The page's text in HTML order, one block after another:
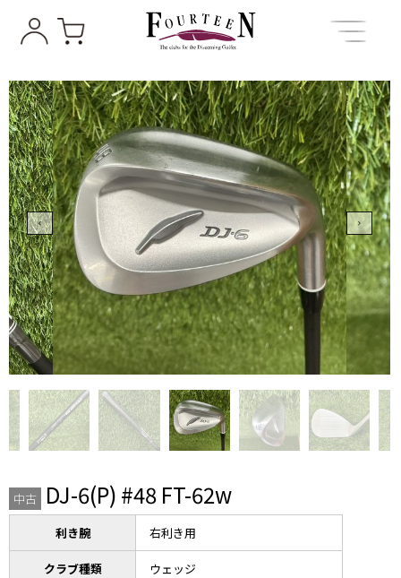
中古 DJ-6(P) #48 FT-62w
利き腕 右利き用
クラブ種類 ウェッジ